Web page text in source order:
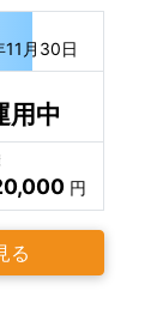
11月30日
用中
円
る